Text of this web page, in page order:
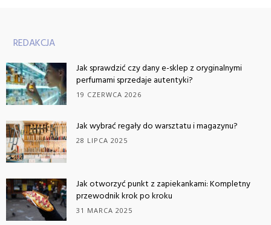
REDAKCJA
Jak sprawdzić czy dany e-sklep z oryginalnymi
perfumami sprzedaje autentyki?
19 CZERWCA 2026
Jak wybrać regały do warsztatu i magazynu?
28 LIPCA 2025
Jak otworzyć punkt z zapiekankami: Kompletny
przewodnik krok po kroku
31 MARCA 2025